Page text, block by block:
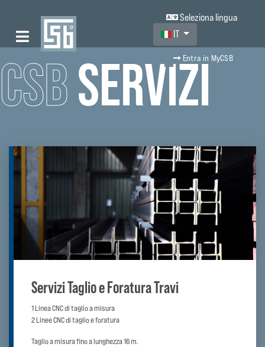
Seleziona lingua
Seleziona la tua lingua
IT
Entra in MyCSB
CSBSERVIZI
Servizi Taglio e Foratura Travi
1 Linea CNC di taglio a misura
2 Linee CNC di taglio e foratura
Taglio a misura fino a lunghezza 16 m.